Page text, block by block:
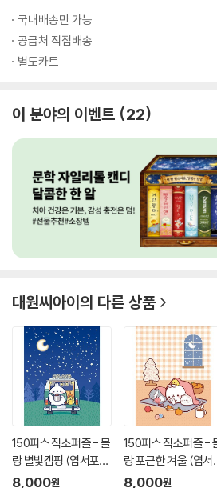
국내배송만 가능
공급처 직접배송
별도카트
이 분야의 이벤트 22
대원씨아이의 다른 상품
150피스 직소퍼즐 - 몰
랑 별빛캠핑 (엽서포
함)
8,000원
150피스 직소퍼즐 -
랑 포근한 겨울 (엽서
함...
8,000원